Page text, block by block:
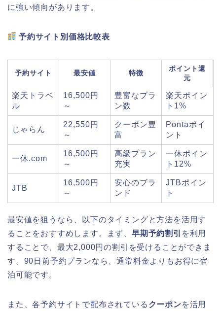
に強い傾向があります。
予約サイト別価格比較表
予約サイト 最安値 特徴
ポイント還
元
楽天トラベ
ル
16,500円
～
豊富なプラ
ン数
楽天ポイン
ト1%
じゃらん
22,550円
～
クーポン豊
富
Pontaポイ
ント
一休.com
16,500円
～
高級プラン
充実
一休ポイン
ト12%
JTB
16,500円
～
安心のブラ
ンド
JTBポイン
ト
最安値を狙うなら、以下のタイミングと方法を活用す
ることをおすすめします。まず、早期予約割引 を利用
することで、最大2,000円の割引を受けることができま
す。90日前予約プランなら、通常料金よりもお得に宿
泊可能です。
また、各予約サイトで配布されている クーポンを活用